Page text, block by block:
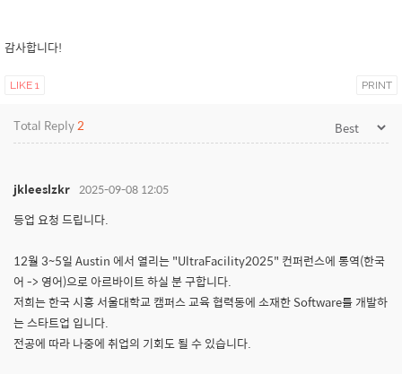
감사합니다!
LIKE 1 PRINT
Total Reply2
jkleeslzkr 2025-09-08 12:05
등업 요청 드립니다.
12월 3~5일 Austin 에서 열리는 "UltraFacility2025" 컨퍼런스에 통역(한국
어 -> 영어)으로 아르바이트 하실 분 구합니다.
저희는 한국 시흥 서울대학교 캠퍼스 교육 협력동에 소재한 Software를 개발하
는 스타트업 입니다.
전공에 따라 나중에 취업의 기회도 될 수 있습니다.